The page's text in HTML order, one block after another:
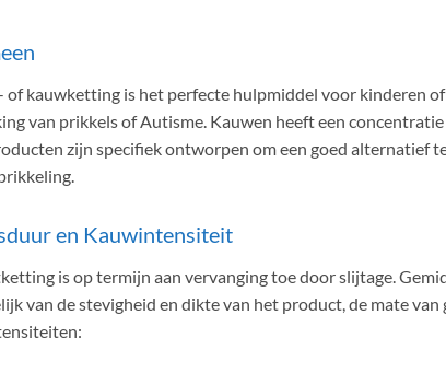
of kauwketting is het perfecte hulpmiddel voor kinderen
van prikkels of Autisme. Kauwen heeft een
zijn specifiek ontworpen om een goed alternatief
en Kauwintensiteit
is op termijn aan vervanging toe door slijtage.
van de stevigheid en dikte van het product, de mate